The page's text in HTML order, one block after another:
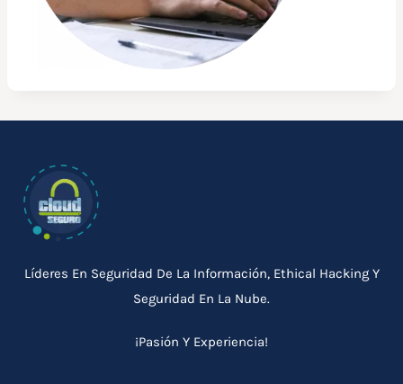
Líderes En Seguridad De La Información, Ethical Hacking Y
Seguridad En La Nube.
¡Pasión Y Experiencia!